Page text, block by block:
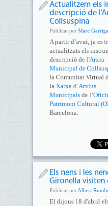
Actualitzem els
descripció de
Collsuspina
Publicat per Marc
A partir d’avui, ja es
actualitzats els
descripció de l'Arxiu
Municipal de
la Comunitat Virtual
la Xarxa d’Arxius
Municipalsde l’
Patrimoni Cultural
Barcelona.
Els nens i les
Gironella visiten
Publicat per Albert
El dijous 18 d'abril